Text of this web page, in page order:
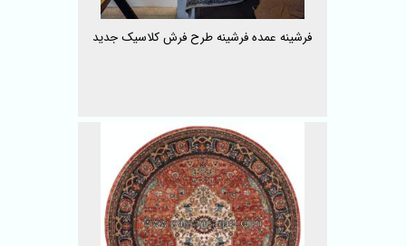
فرشینه عمده فرشینه طرح فرش کلاسیک جدید